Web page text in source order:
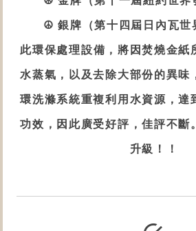
☮ 銀牌（第十四屆日內瓦世
此環保處理設備 ，將因焚燒金
水蒸氣，以及去除大部份的異味
環洗滌系統重複利用水資源，達
功效，因此廣受好評，佳評不斷
升級！！